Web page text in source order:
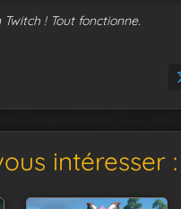
! Tout fonctionne.
intéresser :